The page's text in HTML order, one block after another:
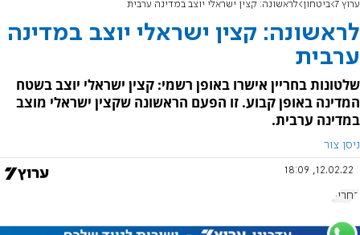
ערוץ 7 ביטחון לראשונה: קצין ישראלי יוצב במדינה ערבית
לראשונה: קצין ישראלי יוצב במדינה
ערבית
שלטונות בחריין אישרו באופן רשמי: קצין ישראלי יוצב בשטח
המדינה באופן קבוע. זו הפעם הראשונה שקצין ישראלי מוצב
במדינה ערבית.
ניסן צור
12.02.22, 18:09
בחריין